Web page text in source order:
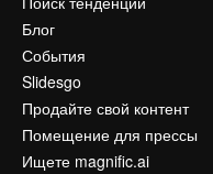
Блог
События
Slidesgo
Продайте свой контент
Помещение для прессы
Ищете magnific.ai